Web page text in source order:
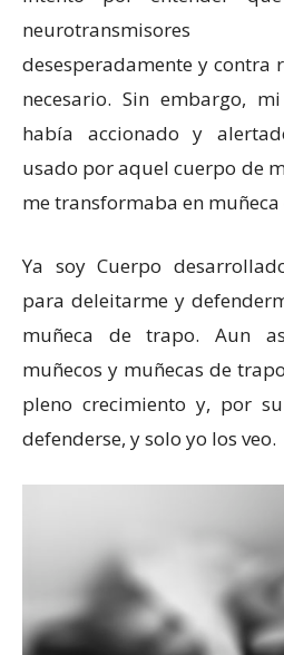
desesperadamente y contra
necesario. Sin embargo,
había accionado y
usado por aquel cuerpo de
me transformaba en
Ya soy Cuerpo
para deleitarme y
muñeca de trapo. Aun
muñecos y muñecas de
pleno crecimiento y, por
defenderse, y solo yo los veo.